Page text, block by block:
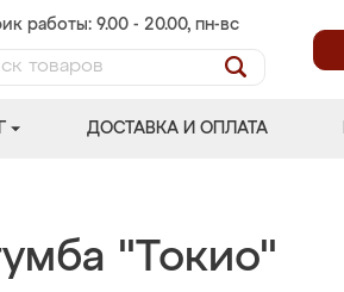
работы: 9.00 - 20.00, пн-вс
ДОСТАВКА И ОПЛАТА
"Токио"